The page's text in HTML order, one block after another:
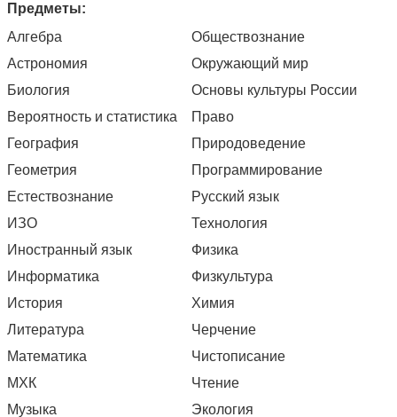
Предметы:
Алгебра
Астрономия
Биология
Вероятность и статистика
География
Геометрия
Естествознание
ИЗО
Иностранный язык
Информатика
История
Литература
Математика
МХК
Музыка
Обществознание
Окружающий мир
Основы культуры России
Право
Природоведение
Программирование
Русский язык
Технология
Физика
Физкультура
Химия
Черчение
Чистописание
Чтение
Экология